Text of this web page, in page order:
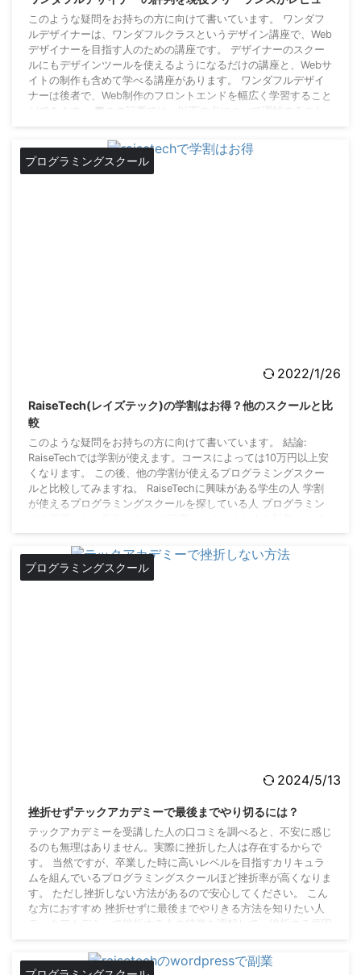
このような疑問をお持ちの方に向けて書いています。 ワンダフ
ルデザイナーは、ワンダフルクラスというデザイン講座で、Web
デザイナーを目指す人のための講座です。 デザイナーのスクー
ルにもデザインツールを使えるようになるだけの講座と、Webサ
イトの制作も含めて学べる講座があります。 ワンダフルデザイ
ナーは後者で、Web制作のフロントエンドを幅広く学習すること
ができます。 ▼この記事では、以下の点について理解すること
デザイナーの評判が悪い点 SNS上の口 ...
プログラミングスクール
2022/1/26
RaiseTech(レイズテック)の学割はお得？他のスクールと比
較
このような疑問をお持ちの方に向けて書いています。 結論:
RaiseTechでは学割が使えます。コースによっては10万円以上安
くなります。 この後、他の学割が使えるプログラミングスクー
ルと比較してみますね。 RaiseTechに興味がある学生の人 学割
が使えるプログラミングスクールを探している人 プログラミン
必要なスキルを身につけたいと考えていることでしょう。 学生
であれば、在学中 ...
プログラミングスクール
2024/5/13
挫折せずテックアカデミーで最後までやり切るには？
テックアカデミーを受講した人の口コミを調べると、不安に感じ
るのも無理はありません。実際に挫折した人は存在するからで
す。 当然ですが、卒業した時に高いレベルを目指すカリキュラ
ムを組んでいるプログラミングスクールほど挫折率が高くなりま
す。 ただし挫折しない方法があるので安心してください。 こん
な方におすすめ 挫折せずに最後までやりきる方法を知りたい人
テックアカデミーで挫折する人の特徴を理解して、挫折する原因
のが不安で躊躇している方は、最後までご覧にな ...